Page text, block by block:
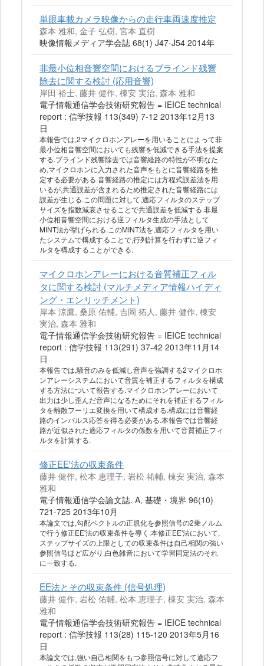
単眼車載カメラ映像からの走行車両速度推定
森本 雅和, 金子 弘樹, 宮本 直樹
映像情報メディア学会誌 68(1) J47-J54 2014年
非最小位相音響空間におけるブラインド残響
除去に関する検討 (応用音響)
岸田 裕士, 藤井 健作, 棟安 実治, 森本 雅和
電子情報通信学会技術研究報告 = IEICE technical
report : 信学技報 113(349) 7-12 2013年12月13
日
本報告では,2マイクロホンアレーを用いることによって非
最小位相音響空間においても残響を低減できる手法を提案
する.ブラインド残響除去では音響経路の特性が不明なた
め,マイクロホンに入力された音声をもとに音響経路を推
定する必要がある.音響経路の推定には方程式誤差法を用
いるが,共通誤差が含まれるため推定された音響経路には
誤差が生じる.この問題に対して,適応フィルタのステップ
サイズを指数減衰させることで共通誤差を低減する.非最
小位相音響空間における逆フィルタ生成の手法として
MINT法が挙げられる.このMINT法を,適応フィルタを用い
たシステムで構成することで,行列計算を行わずに逆フィ
ルタを構成することができる.
マイクロホンアレーにおける音質補正フィル
タに関する検討 (マルチメディア情報ハイディ
ング・エンリッチメント)
岸本 涼鷹, 桑原 佑輔, 吉岡 拓人, 藤井 健作, 棟安
実治, 森本 雅和
電子情報通信学会技術研究報告 = IEICE technical
report : 信学技報 113(291) 37-42 2013年11月14
日
本報告では,騒音のみを低減し音声を強調する2マイクロホ
ンアレーシステムにおいて音質を補正するフィルタを構成
する方法について報告する.マイクロホンアレーにおいて
出力は少し歪んだ音声になるためにそれを補正するフィル
タを離散フーリエ変換を用いて構成する.構成には音響経
路のインパルス応答を得る必要がある.本報告では音響経
路が近似された適応フィルタの係数を用いて音質補正フィ
ルタを計算する.
修正EE'法の収束条件
藤井 健作, 松本 恵理子, 岩松 祐輔, 棟安 実治, 森本
雅和
電子情報通信学会論文誌. A, 基礎・境界 96(10)
721-725 2013年10月
本論文では,勾配ベクトルの正規化を参照信号の2乗ノルム
で行う修正EE'法の収束条件を導く.本修正EE'法において,
ステップサイズの上限としての収束条件は自己相関の強い
参照信号ほど広がり,白色雑音において学習同定法のそれ
に一致する.
EE法とその収束条件 (信号処理)
藤井 健作, 岩松 佑輔, 松本 恵理子, 棟安 実治, 森本
雅和
電子情報通信学会技術研究報告 = IEICE technical
report : 信学技報 113(28) 115-120 2013年5月16
日
本論文では,強い自己相関をもつ参照信号に対して適応フ